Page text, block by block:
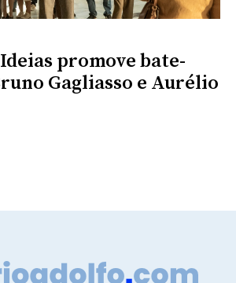
promove bate-
Gagliasso e Aurélio